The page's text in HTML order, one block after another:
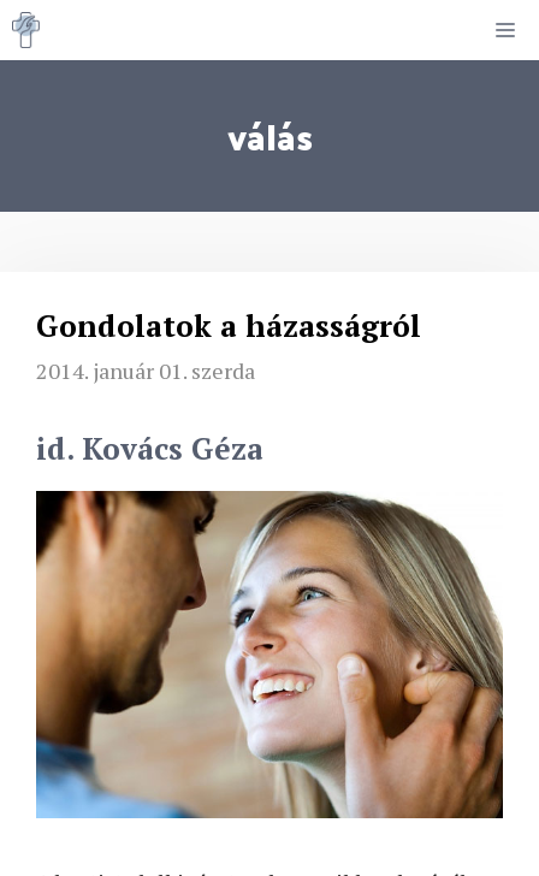
Kilépés
a
válás
Gondolatok a házasságról
2014. január 01. szerda
id. Kovács Géza